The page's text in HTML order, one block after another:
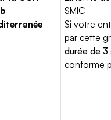
SMIC
Si votre
par cette
durée de 3
conforme